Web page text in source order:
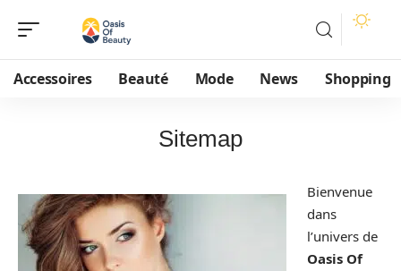
Accessoires Beauté Mode News Shopping
Sitemap
Bienvenue
dans
l’univers de
Oasis Of